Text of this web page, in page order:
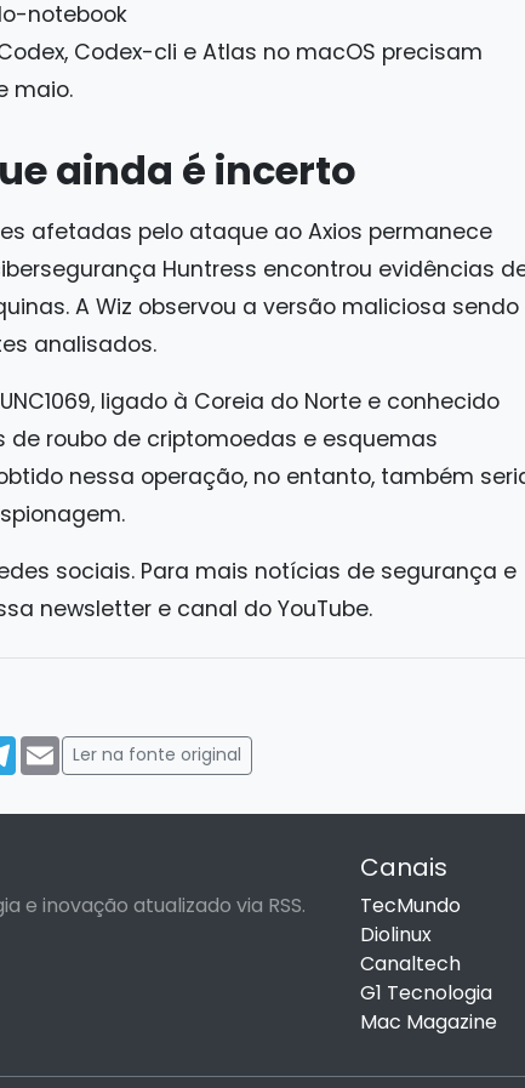
Codex-cli e Atlas no macOS precisam
maio.
ainda é incerto
afetadas pelo ataque ao Axios permanece
Huntress encontrou evidências
A Wiz observou a versão maliciosa sendo
analisados.
ligado à Coreia do Norte e conhecido
roubo de criptomoedas e esquemas
nessa operação, no entanto, também
sociais. Para mais notícias de segurança e
newsletter e canal do YouTube.
Telegram
Email
Ler na fonte original
e inovação atualizado via RSS.
Canais
TecMundo
Diolinux
Canaltech
G1 Tecnologia
Mac Magazine